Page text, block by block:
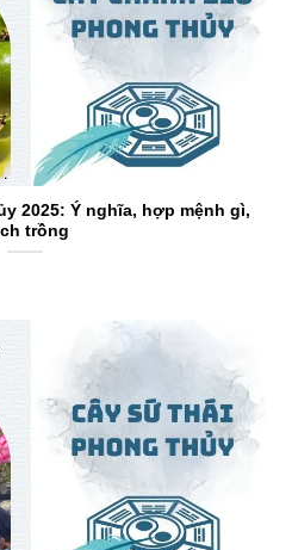
2025: Ý nghĩa, hợp mệnh gì,
trồng